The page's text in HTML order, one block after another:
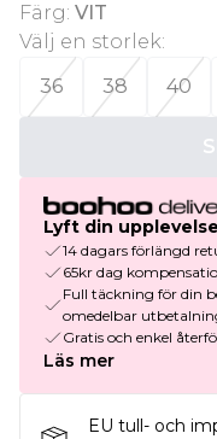
Färg: VIT
Välj en storlek:
36
38 40
Lyft din upplevelse
14 dagars förlängd
65kr dag
Full täckning för din
omedelbar
Gratis och enkel
Läs mer
EU tull- och